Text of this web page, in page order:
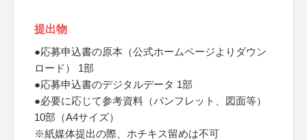
提出物
●応募申込書の原本（公式ホームページよりダウン
ロード） 1部
●応募申込書のデジタルデータ 1部
●必要に応じて参考資料（パンフレット、図面等）
10部（A4サイズ）
※紙媒体提出の際、ホチキス留めは不可